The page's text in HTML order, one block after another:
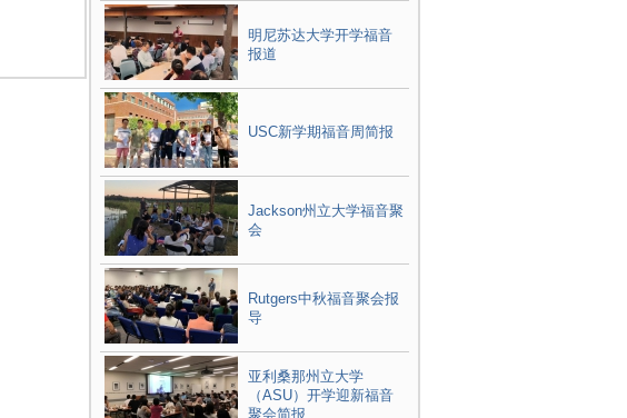
明尼苏达大学开学福音
报道
USC新学期福音周简报
Jackson州立大学福音聚
会
Rutgers中秋福音聚会报
导
亚利桑那州立大学
（ASU）开学迎新福音
聚会简报